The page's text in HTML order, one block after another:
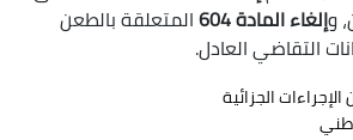
إلغاء المادة 604
المتعلقة بالطعن
التقاضي العادل.
الجزائية